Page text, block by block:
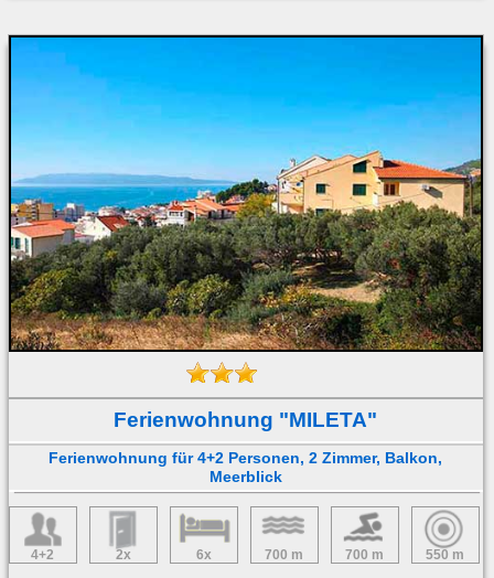
Ferienwohnung "MILETA"
Ferienwohnung für 4+2 Personen, 2 Zimmer, Balkon,
Meerblick
4+2 2x 6x 700 m 700 m 550 m